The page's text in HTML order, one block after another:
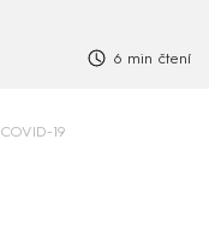
6 min čtení
COVID-19